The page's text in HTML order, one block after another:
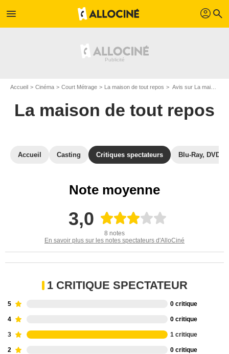
menu profil search
Accueil Cinéma Court Métrage La maison de tout repos Avis sur La maison de tout repos
La maison de tout repos
Accueil Casting Critiques spectateurs Blu-Ray, DVD
Note moyenne
3,0
8 notes
En savoir plus sur les notes spectateurs d'AlloCiné
1 CRITIQUE SPECTATEUR
5 0 critique
4 0 critique
3 1 critique
2 0 critique